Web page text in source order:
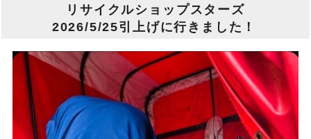
お問い合わせ
リサイクルショップスターズ
2026/5/25引上げに行きました！